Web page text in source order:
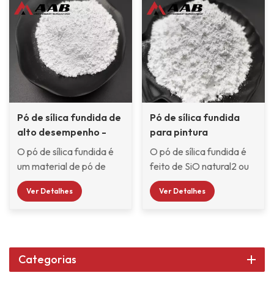
Pó de sílica fundida de
alto desempenho -
RG600
O pó de sílica fundida é
um material de pó de
dióxido de silício amorfo
feito pela fusão de
depois, por meio de
britagem, classificação,
Ver Detalhes
Pó de sílica fundida
para pintura
automotiva - RG400
O pó de sílica fundida é
feito de SiO natural2 ou
SiO amorfo fundido2
após fusão e
Ver Detalhes
Categorias